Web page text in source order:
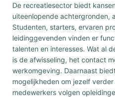
De recreatiesector biedt
uiteenlopende achtergronden,
Studenten, starters, ervaren
leidinggevenden vinden er
talenten en interesses. Wat al
is de afwisseling, het contact
werkomgeving. Daarnaast
mogelijkheden om jezelf
medewerkers volgen